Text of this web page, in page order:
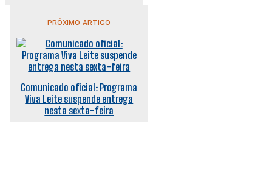
PRÓXIMO ARTIGO
Comunicado oficial: Programa
Viva Leite suspende entrega
nesta sexta-feira